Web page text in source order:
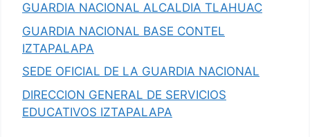
GUARDIA NACIONAL ALCALDIA TLAHUAC
GUARDIA NACIONAL BASE CONTEL
IZTAPALAPA
SEDE OFICIAL DE LA GUARDIA NACIONAL
DIRECCION GENERAL DE SERVICIOS
EDUCATIVOS IZTAPALAPA